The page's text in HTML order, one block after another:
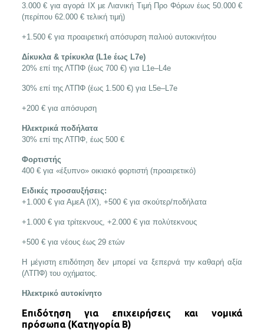
3.000 € για αγορά ΙΧ με Λιανική Τιμή Προ Φόρων έως 50.000 €
(περίπου 62.000 € τελική τιμή)
+1.500 € για προαιρετική απόσυρση παλιού αυτοκινήτου
Δίκυκλα & τρίκυκλα (L1e έως L7e)
20% επί της ΛΤΠΦ (έως 700 €) για L1e–L4e
30% επί της ΛΤΠΦ (έως 1.500 €) για L5e–L7e
+200 € για απόσυρση
Ηλεκτρικά ποδήλατα
30% επί της ΛΤΠΦ, έως 500 €
Φορτιστής
400 € για «έξυπνο» οικιακό φορτιστή (προαιρετικό)
Ειδικές προσαυξήσεις:
+1.000 € για ΑμεΑ (ΙΧ), +500 € για σκούτερ/ποδήλατα
+1.000 € για τρίτεκνους, +2.000 € για πολύτεκνους
+500 € για νέους έως 29 ετών
Η μέγιστη επιδότηση δεν μπορεί να ξεπερνά την καθαρή αξία
(ΛΤΠΦ) του οχήματος.
Ηλεκτρικό αυτοκίνητο
Επιδότηση για επιχειρήσεις και νομικά
πρόσωπα (Κατηγορία Β)